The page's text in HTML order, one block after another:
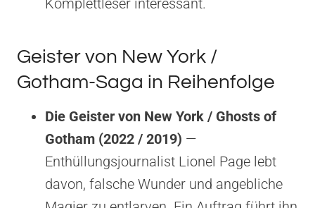
Geister von New York /
Gotham-Saga in Reihenfolge
Die Geister von New York / Ghosts of
Gotham (2022 / 2019) —
Enthüllungsjournalist Lionel Page lebt
davon, falsche Wunder und angebliche